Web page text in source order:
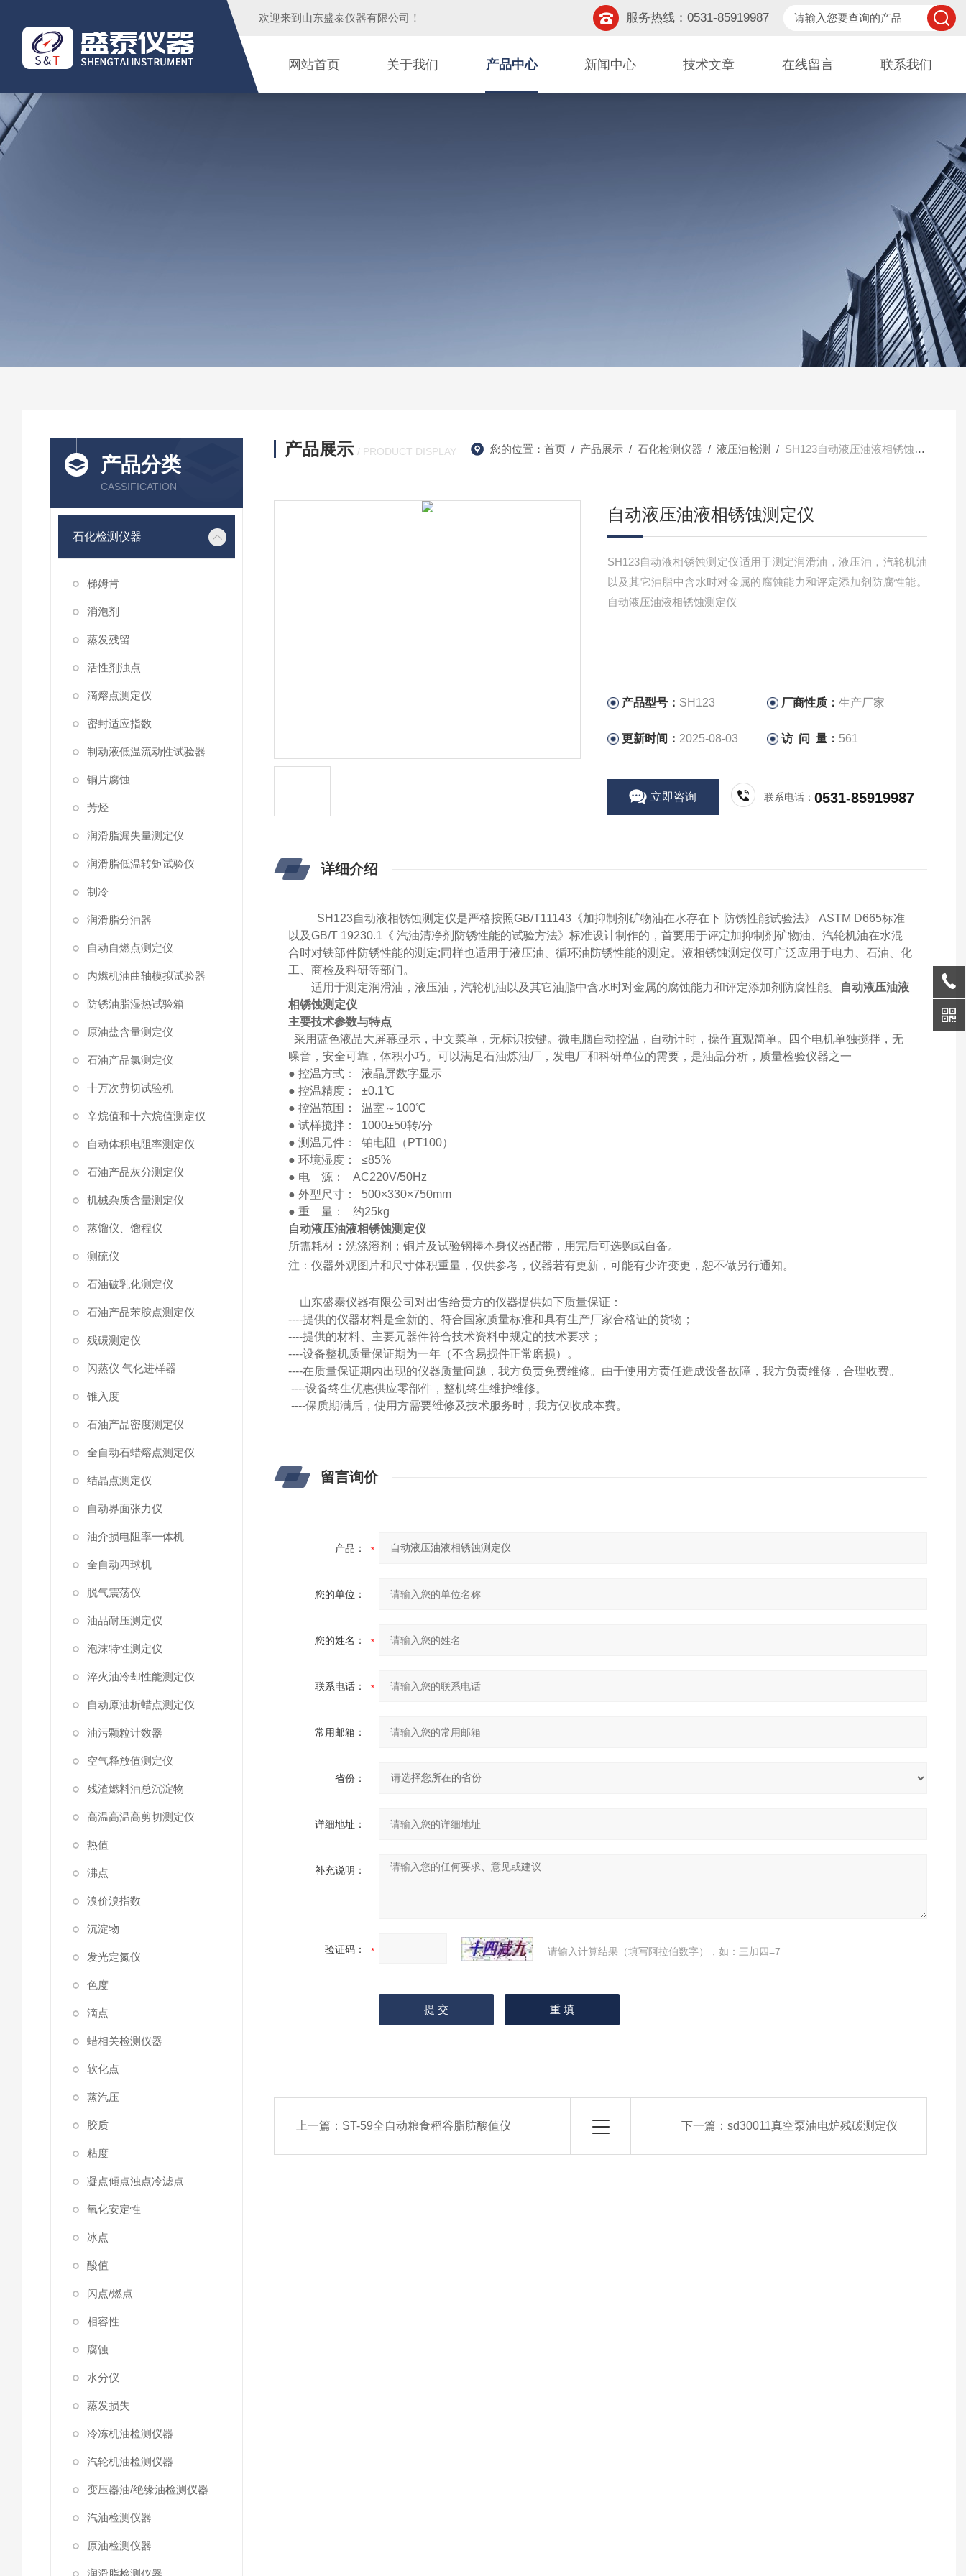
欢迎来到 山东盛泰仪器有限公司 ！ 服务热线：0531-85919987
网站首页 关于我们 产品中心 新闻中心 技术文章 在线留言 联系我们
产品分类
CASSIFICATION
石化检测仪器
梯姆肯
消泡剂
蒸发残留
活性剂浊点
滴熔点测定仪
密封适应指数
制动液低温流动性试验器
铜片腐蚀
芳烃
润滑脂漏失量测定仪
润滑脂低温转矩试验仪
制冷
润滑脂分油器
自动自燃点测定仪
内燃机油曲轴模拟试验器
防锈油脂湿热试验箱
原油盐含量测定仪
石油产品氯测定仪
十万次剪切试验机
辛烷值和十六烷值测定仪
自动体积电阻率测定仪
石油产品灰分测定仪
机械杂质含量测定仪
蒸馏仪、馏程仪
测硫仪
石油破乳化测定仪
石油产品苯胺点测定仪
残碳测定仪
闪蒸仪 气化进样器
锥入度
石油产品密度测定仪
全自动石蜡熔点测定仪
结晶点测定仪
自动界面张力仪
油介损电阻率一体机
全自动四球机
脱气震荡仪
油品耐压测定仪
泡沫特性测定仪
淬火油冷却性能测定仪
自动原油析蜡点测定仪
油污颗粒计数器
空气释放值测定仪
残渣燃料油总沉淀物
高温高温高剪切测定仪
热值
沸点
溴价溴指数
沉淀物
发光定氮仪
色度
滴点
蜡相关检测仪器
软化点
蒸汽压
胶质
粘度
凝点傾点浊点冷滤点
氧化安定性
冰点
酸值
闪点/燃点
相容性
腐蚀
水分仪
蒸发损失
冷冻机油检测仪器
汽轮机油检测仪器
变压器油/绝缘油检测仪器
汽油检测仪器
原油检测仪器
润滑脂检测仪器
产品展示 / PRODUCT DISPLAY 您的位置： 首页/ 产品展示/ 石化检测仪器 / 液压油检测 / SH123自动液压油液相锈蚀测定仪
自动液压油液相锈蚀测定仪
SH123自动液相锈蚀测定仪适用于测定润滑油，液压油，汽轮机油
以及其它油脂中含水时对金属的腐蚀能力和评定添加剂防腐性能。
自动液压油液相锈蚀测定仪
产品型号： SH123 厂商性质：生产厂家
更新时间： 2025-08-03 访 问 量： 561
立即咨询 联系电话：0531-85919987
详细介绍
SH123自动液相锈蚀测定仪是严格按照GB/T11143《加抑制剂矿物油在水存在下 防锈性能试验法》
ASTM D665标准
以及GB/T 19230.1《 汽油清净剂防锈性能的试验方法》标准设计制作的，首要用于评定加抑制剂矿物油、汽轮机油在水混
合时对铁部件防锈性能的测定;同样也适用于液压油、循环油防锈性能的测定。液相锈蚀测定仪可广泛应用于电力、石油、化
工、商检及科研等部门。
适用于测定润滑油，液压油，汽轮机油以及其它油脂中含水时对金属的腐蚀能力和评定添加剂防腐性能。
自动液压油液
相锈蚀测定仪
主要技术参数与特点
采用蓝色液晶大屏幕显示，中文菜单，无标识按键。微电脑自动控温，自动计时，操作直观简单。四个电机单独搅拌，无
噪音，安全可靠，体积小巧。可以满足石油炼油厂，发电厂和科研单位的需要，是油品分析，质量检验仪器之一
● 控温方式：
液晶屏数字显示
● 控温精度：
±0.1℃
● 控温范围：
温室～100℃
● 试样搅拌：
1000±50转/分
● 测温元件：
铂电阻（PT100）
● 环境湿度：
≤85%
● 电 源：
AC220V/50Hz
● 外型尺寸：
500×330×750mm
● 重 量：
约25kg
自动液压油液相锈蚀测定仪
所需耗材：洗涤溶剂；铜片及试验钢棒本身仪器配带，用完后可选购或自备。
注：仪器外观图片和尺寸体积重量，仅供参考，仪器若有更新，可能有少许变更，恕不做另行通知。
山东盛泰仪器有限公司对出售给贵方的仪器提供如下质量保证：
----提供的仪器材料是全新的、符合国家质量标准和具有生产厂家合格证的货物；
----提供的材料、主要元器件符合技术资料中规定的技术要求；
----设备整机质量保证期为一年（不含易损件正常磨损）。
----在质量保证期内出现的仪器质量问题，我方负责免费维修。由于使用方责任造成设备故障，我方负责维修，合理收费。
----设备终生优惠供应零部件，整机终生维护维修。
----保质期满后，使用方需要维修及技术服务时，我方仅收成本费。
留言询价
产品：
您的单位：
您的姓名：
联系电话：
常用邮箱：
省份：
详细地址：
补充说明：
验证码： 请输入计算结果（填写阿拉伯数字），如：三加四=7
上一篇： ST-59全自动粮食稻谷脂肪酸值仪 下一篇： sd30011真空泵油电炉残碳测定仪